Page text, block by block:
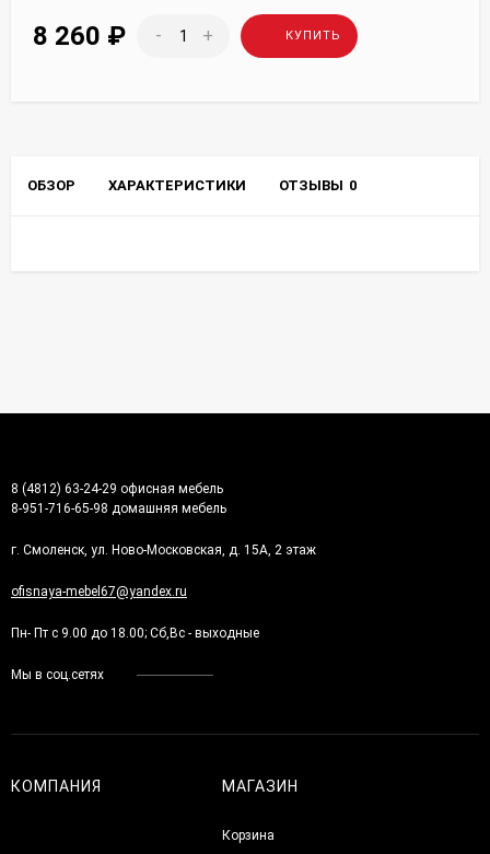
8 260 ₽ - + КУПИТЬ
ОБЗОР ХАРАКТЕРИСТИКИ ОТЗЫВЫ 0
8 (4812) 63-24-29 офисная мебель
8-951-716-65-98 домашняя мебель
г. Смоленск, ул. Ново-Московская, д. 15А, 2 этаж
ofisnaya-mebel67@yandex.ru
Пн- Пт с 9.00 до 18.00; Сб,Вс - выходные
Мы в соц.сетях
КОМПАНИЯ МАГАЗИН
Корзина